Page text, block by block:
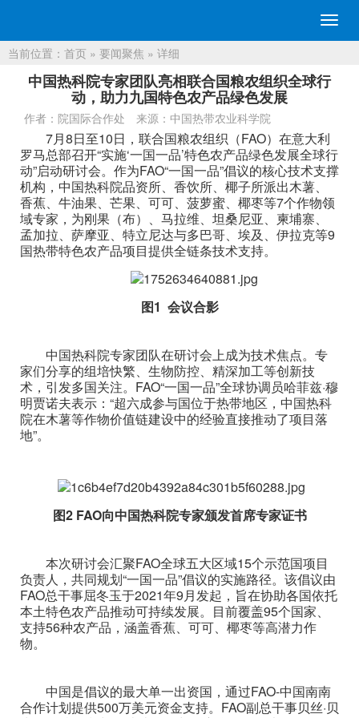
切
换
当前位置： 首页 » 要闻聚焦 » 详细
中国热科院专家团队亮相联合国粮农组织全球行
动，助力九国特色农产品绿色发展
作者：院国际合作处 来源：中国热带农业科学院
7月8日至10日，联合国粮农组织（FAO）在意大利
罗马总部召开“实施‘一国一品’特色农产品绿色发展全球行
动”启动研讨会。作为FAO“一国一品”倡议的核心技术支撑
机构，中国热科院品资所、香饮所、椰子所派出木薯、
香蕉、牛油果、芒果、可可、菠萝蜜、椰枣等7个作物领
域专家，为刚果（布）、马拉维、坦桑尼亚、柬埔寨、
孟加拉、萨摩亚、特立尼达与多巴哥、埃及、伊拉克等9
国热带特色农产品项目提供全链条技术支持。
图1 会议合影
中国热科院专家团队在研讨会上成为技术焦点。专
家们分享的组培快繁、生物防控、精深加工等创新技
术，引发多国关注。FAO“一国一品”全球协调员哈菲兹·穆
明贾诺夫表示：“超六成参与国位于热带地区，中国热科
院在木薯等作物价值链建设中的经验直接推动了项目落
地”。
图2 FAO向中国热科院专家颁发首席专家证书
本次研讨会汇聚FAO全球五大区域15个示范国项目
负责人，共同规划“一国一品”倡议的实施路径。该倡议由
FAO总干事屈冬玉于2021年9月发起，旨在协助各国依托
本土特色农产品推动可持续发展。目前覆盖95个国家、
支持56种农产品，涵盖香蕉、可可、椰枣等高潜力作
物。
中国是倡议的最大单一出资国，通过FAO-中国南南
合作计划提供500万美元资金支持。FAO副总干事贝丝·贝